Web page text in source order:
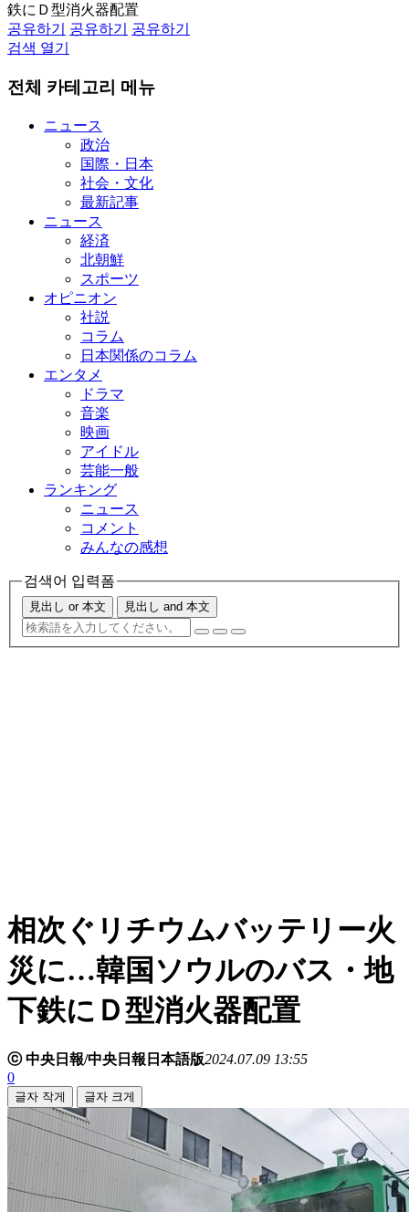
鉄にＤ型消火器配置
공유하기
공유하기
공유하기
검색 열기
전체 카테고리 메뉴
ニュース
政治
国際・日本
社会・文化
最新記事
ニュース
経済
北朝鮮
スポーツ
オピニオン
社説
コラム
日本関係のコラム
エンタメ
ドラマ
音楽
映画
アイドル
芸能一般
ランキング
ニュース
コメント
みんなの感想
검색어 입력폼
見出し or 本文 見出し and 本文
相次ぐリチウムバッテリー火
災に…韓国ソウルのバス・地
下鉄にＤ型消火器配置
ⓒ 中央日報/中央日報日本語版2024.07.09 13:55
0
글자 작게 글자 크게